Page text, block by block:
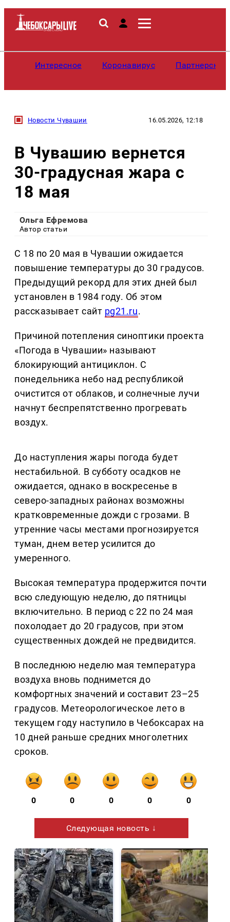
Интересное Коронавирус
Новости Чувашии 16.05.2026, 12:18
В Чувашию вернется
30-градусная жара с
18 мая
Ольга Ефремова
Автор статьи
С 18 по 20 мая в Чувашии ожидается
повышение температуры до 30 градусов.
Предыдущий рекорд для этих дней был
установлен в 1984 году. Об этом
рассказывает сайт pg21.ru.
Причиной потепления синоптики проекта
«Погода в Чувашии» называют
блокирующий антициклон. С
понедельника небо над республикой
очистится от облаков, и солнечные лучи
начнут беспрепятственно прогревать
воздух.
До наступления жары погода будет
нестабильной. В субботу осадков не
ожидается, однако в воскресенье в
северо-западных районах возможны
кратковременные дожди с грозами. В
утренние часы местами прогнозируется
туман, днем ветер усилится до
умеренного.
Высокая температура продержится почти
всю следующую неделю, до пятницы
включительно. В период с 22 по 24 мая
похолодает до 20 градусов, при этом
существенных дождей не предвидится.
В последнюю неделю мая температура
воздуха вновь поднимется до
комфортных значений и составит 23–25
градусов. Метеорологическое лето в
текущем году наступило в Чебоксарах на
10 дней раньше средних многолетних
сроков.
0 0 0 0 0
Следующая новость ↓